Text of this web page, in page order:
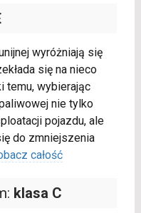
wyróżniają się
się na nieco
temu, wybierając
nie tylko
pojazdu, ale
do zmniejszenia
całość
klasa C